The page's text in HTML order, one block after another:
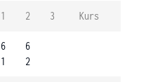
1 2 3 Kurs
6
1
6
2